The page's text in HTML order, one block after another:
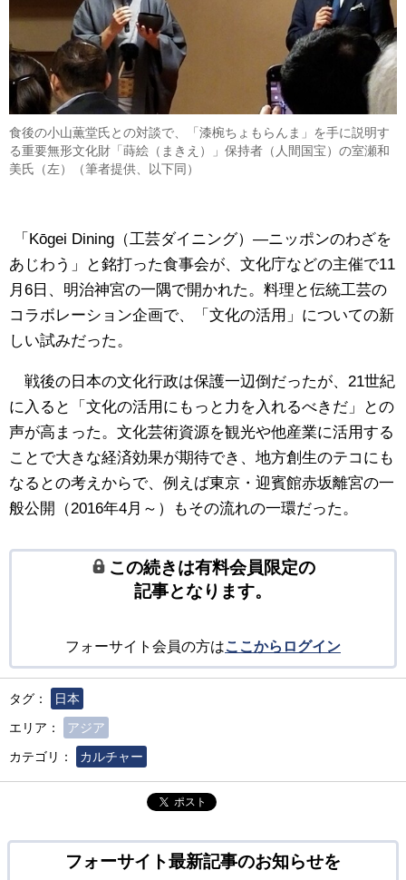
食後の小山薫堂氏との対談で、「漆椀ちょもらんま」を手に説明す
る重要無形文化財「蒔絵（まきえ）」保持者（人間国宝）の室瀬和
美氏（左）（筆者提供、以下同）
「Kōgei Dining（工芸ダイニング）―ニッポンのわざを
あじわう」と銘打った食事会が、文化庁などの主催で11
月6日、明治神宮の一隅で開かれた。料理と伝統工芸の
コラボレーション企画で、「文化の活用」についての新
しい試みだった。
戦後の日本の文化行政は保護一辺倒だったが、21世紀
に入ると「文化の活用にもっと力を入れるべきだ」との
声が高まった。文化芸術資源を観光や他産業に活用する
ことで大きな経済効果が期待でき、地方創生のテコにも
なるとの考えからで、例えば東京・迎賓館赤坂離宮の一
般公開（2016年4月～）もその流れの一環だった。
この続きは有料会員限定の
記事となります。
フォーサイト会員の方はここからログイン
タグ：
日本
エリア：
アジア
カテゴリ：
カルチャー
ポスト
フォーサイト最新記事のお知らせを